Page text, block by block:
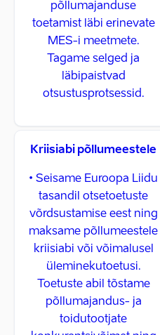
põllumajanduse
toetamist läbi erinevate
MES-i meetmete.
Tagame selged ja
läbipaistvad
otsustusprotsessid.
Kriisiabi põllumeestele
• Seisame Euroopa Liidu
tasandil otsetoetuste
võrdsustamise eest ning
maksame põllumeestele
kriisiabi või võimalusel
üleminekutoetusi.
Toetuste abil tõstame
põllumajandus- ja
toidutootjate